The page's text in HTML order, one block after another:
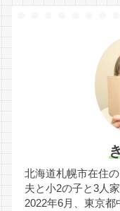
北海道札幌市在住の
夫と小2の子と3人家
2022年6月、東京都